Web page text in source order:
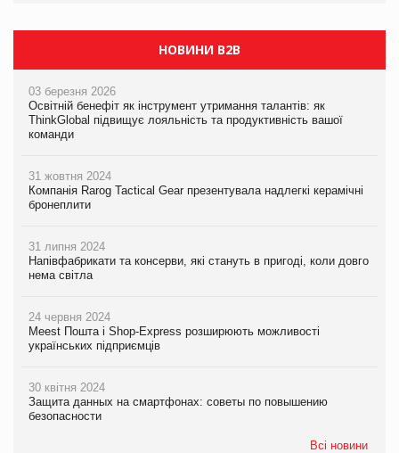
НОВИНИ B2B
03 березня 2026
Освітній бенефіт як інструмент утримання талантів: як
ThinkGlobal підвищує лояльність та продуктивність вашої
команди
31 жовтня 2024
Компанія Rarog Tactical Gear презентувала надлегкі керамічні
бронеплити
31 липня 2024
Напівфабрикати та консерви, які стануть в пригоді, коли довго
нема світла
24 червня 2024
Meest Пошта і Shop-Express розширюють можливості
українських підприємців
30 квітня 2024
Защита данных на смартфонах: советы по повышению
безопасности
Всі новини